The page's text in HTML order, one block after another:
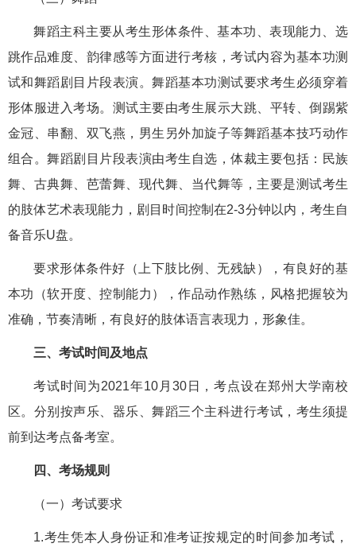
舞蹈主科主要从考生形体条件、基本功、表现能力、选
跳作品难度、韵律感等方面进行考核，考试内容为基本功测
试和舞蹈剧目片段表演。舞蹈基本功测试要求考生必须穿着
形体服进入考场。测试主要由考生展示大跳、平转、倒踢紫
金冠、串翻、双飞燕，男生另外加旋子等舞蹈基本技巧动作
组合。舞蹈剧目片段表演由考生自选，体裁主要包括：民族
舞、古典舞、芭蕾舞、现代舞、当代舞等，主要是测试考生
的肢体艺术表现能力，剧目时间控制在2-3分钟以内，考生自
备音乐U盘。
要求形体条件好（上下肢比例、无残缺），有良好的基
本功（软开度、控制能力），作品动作熟练，风格把握较为
准确，节奏清晰，有良好的肢体语言表现力，形象佳。
三、考试时间及地点
考试时间为2021年10月30日，考点设在郑州大学南校
区。分别按声乐、器乐、舞蹈三个主科进行考试，考生须提
前到达考点备考室。
四、考场规则
（一）考试要求
1.考生凭本人身份证和准考证按规定的时间参加考试，